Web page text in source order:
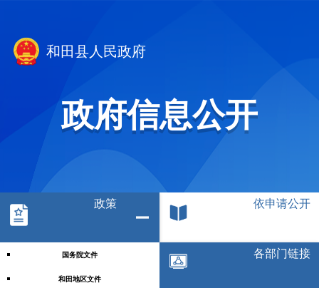
和田县人民政府
政府信息公开
政策
国务院文件
和田地区文件
依申请公开
各部门链接